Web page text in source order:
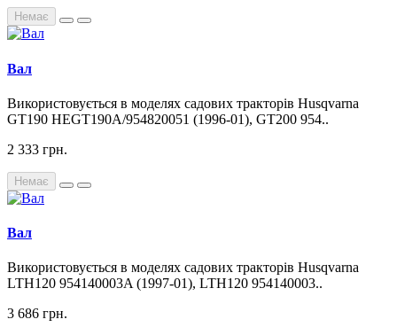
Немає
Вал
Використовується в моделях садових тракторів Husqvarna
GT190 HEGT190A/954820051 (1996-01), GT200 954..
2 333 грн.
Немає
Вал
Використовується в моделях садових тракторів Husqvarna
LTH120 954140003A (1997-01), LTH120 954140003..
3 686 грн.